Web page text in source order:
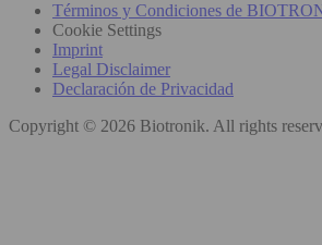
Términos y Condiciones de
Cookie Settings
Imprint
Legal Disclaimer
Declaración de Privacidad
Copyright © 2026 Biotronik. All rights